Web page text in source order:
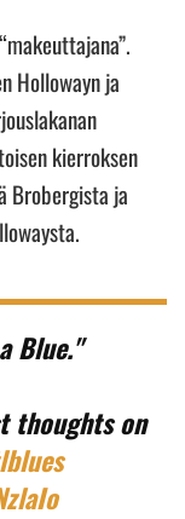
Hollowayn ja
kierroksen
Brobergista ja
Blue."
thoughts on